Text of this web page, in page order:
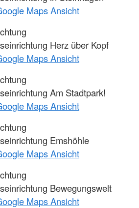
Maps Ansicht
Herz über Kopf
Maps Ansicht
Am Stadtpark!
Maps Ansicht
Emshöhle
Maps Ansicht
Bewegungswelt
Maps Ansicht